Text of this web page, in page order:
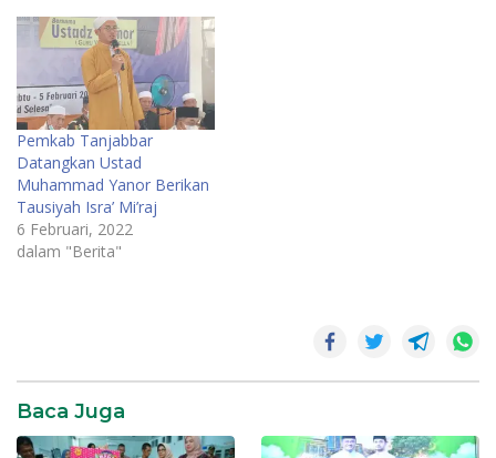
Pemkab Tanjabbar
Datangkan Ustad
Muhammad Yanor Berikan
Tausiyah Isra’ Mi’raj
6 Februari, 2022
dalam "Berita"
Baca Juga